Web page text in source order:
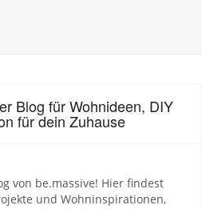
Blog für Wohnideen, DIY
für dein Zuhause
von be.massive! Hier findest
und Wohninspirationen,